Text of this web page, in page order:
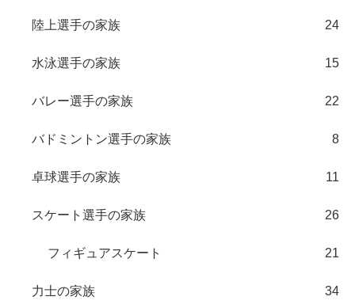
陸上選手の家族 24
水泳選手の家族 15
バレー選手の家族 22
バドミントン選手の家族 8
卓球選手の家族 11
スケート選手の家族 26
フィギュアスケート 21
力士の家族 34